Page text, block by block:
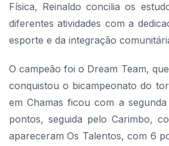
Física, Reinaldo concilia os
diferentes atividades com a
esporte e da integração
O campeão foi o Dream Team,
conquistou o bicampeonato do
em Chamas ficou com a
pontos, seguida pelo Carimbo,
apareceram Os Talentos, com 6